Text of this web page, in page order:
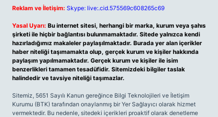
Reklam ve İletişim: Skype: live:.cid.575569c608265c69
Yasal Uyarı: Bu internet sitesi, herhangi bir marka, kurum veya şahıs
şirketi ile hiçbir bağlantısı bulunmamaktadır. Sitede yalnızca kendi
hazırladığımız makaleler paylaşılmaktadır. Burada yer alan içerikler
haber niteliği taşımamakta olup, gerçek kurum ve kişiler hakkında
paylaşım yapılmamaktadır. Gerçek kurum ve kişiler ile isim
benzerlikleri tamamen tesadüfidir. Sitemizdeki bilgiler taslak
halindedir ve tavsiye niteliği taşımazlar.
Sitemiz, 5651 Sayılı Kanun gereğince Bilgi Teknolojileri ve İletişim
Kurumu (BTK) tarafından onaylanmış bir Yer Sağlayıcı olarak hizmet
vermektedir. Bu nedenle, sitedeki içerikleri proaktif olarak denetleme